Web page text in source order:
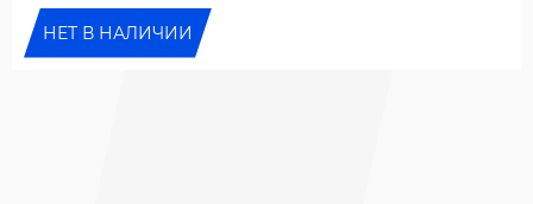
НЕТ В НАЛИЧИИ